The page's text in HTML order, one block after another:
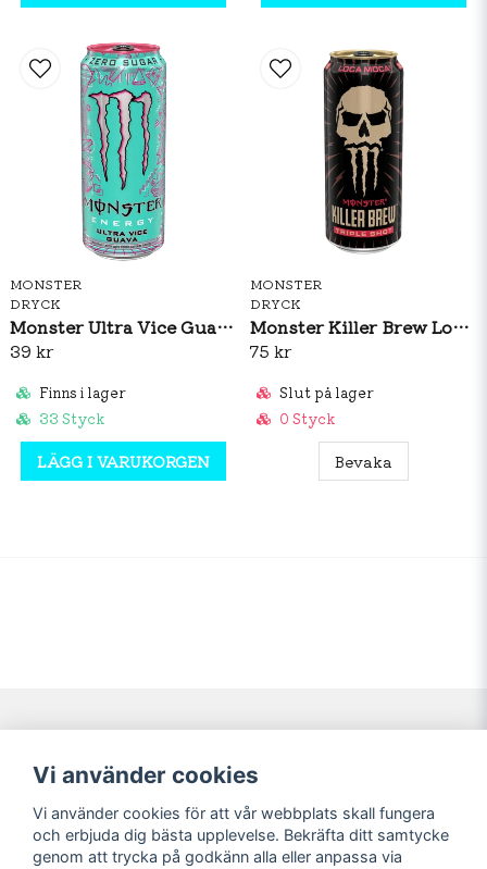
MONSTER
DRYCK
Monster Ultra Vice Guava 473ml
39 kr
Finns i lager
33 Styck
LÄGG I VARUKORGEN
MONSTER
DRYCK
Monster Killer Brew Loca Moca 437ml
75 kr
Slut på lager
0 Styck
Bevaka
Navigering
Nyheter!
Förbeställning
Mitt konto
Logga in
Registrera dig
Glömt lösenord?
Vi använder cookies
Vi använder cookies för att vår webbplats skall fungera
och erbjuda dig bästa upplevelse. Bekräfta ditt samtycke
genom att trycka på godkänn alla eller anpassa via